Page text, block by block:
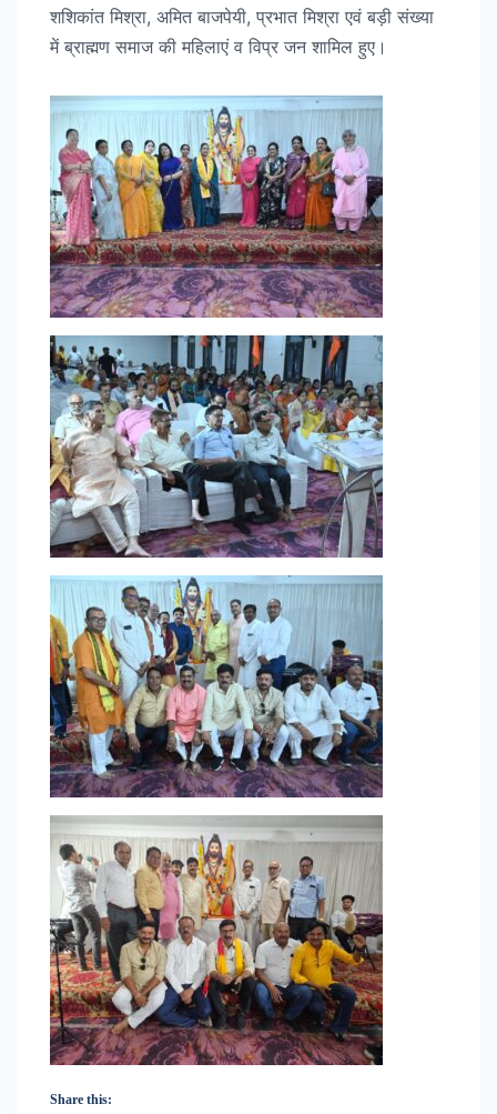
शशिकांत मिश्रा, अमित बाजपेयी, प्रभात मिश्रा एवं बड़ी संख्या
में ब्राह्मण समाज की महिलाएं व विप्र जन शामिल हुए।
Share this: